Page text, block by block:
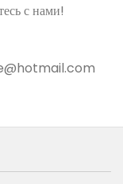
с нами!